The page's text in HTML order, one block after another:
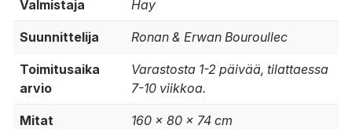
Valmistaja Hay
Suunnittelija Ronan & Erwan Bouroullec
Toimitusaika
arvio
Varastosta 1-2 päivää, tilattaessa
7-10 viikkoa.
Mitat 160 x 80 x 74 cm